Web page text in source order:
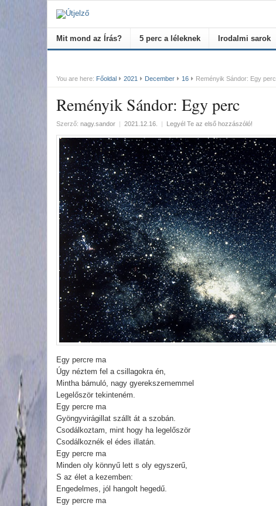
Mit mond az Írás? 5 perc a léleknek Irodalmi sarok
You are here: Főoldal 2021 December 16 Reményik Sándor: Egy perc
Reményik Sándor: Egy perc
Szerző: nagy.sandor | 2021.12.16. | Legyél Te az első hozzászóló!
Egy percre ma
Úgy néztem fel a csillagokra én,
Mintha bámuló, nagy gyerekszememmel
Legelőször tekinteném.
Egy percre ma
Gyöngyvirágillat szállt át a szobán.
Csodálkoztam, mint hogy ha legelőször
Csodálkoznék el édes illatán.
Egy percre ma
Minden oly könnyű lett s oly egyszerű,
S az élet a kezemben:
Engedelmes, jól hangolt hegedű.
Egy percre ma